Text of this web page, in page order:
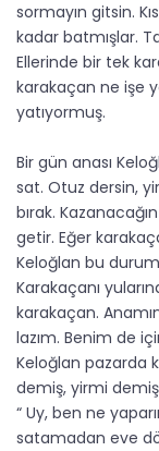
sormayın gitsin.
kadar batmışlar.
Ellerinde bir tek
karakaçan ne işe
yatıyormuş.
Bir gün anası
sat. Otuz dersin,
bırak.
getir. Eğer
Keloğlan bu
Karakaçanı
karakaçan.
lazım. Benim de
Keloğlan pazarda
demiş, yirmi
“ Uy, ben ne
satamadan eve